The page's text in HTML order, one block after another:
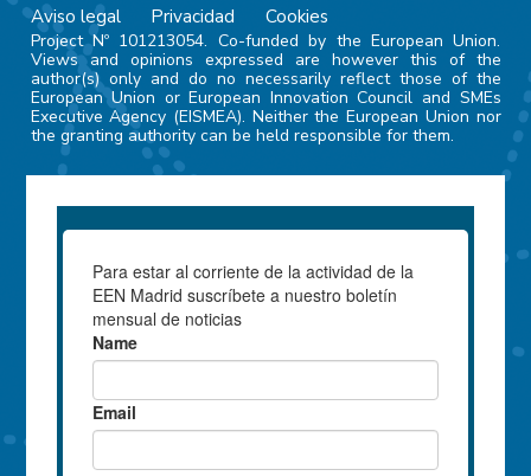
Aviso legal Privacidad Cookies
Project Nº 101213054. Co-funded by the European Union.
Views and opinions expressed are however this of the
author(s) only and do no necessarily reflect those of the
European Union or European Innovation Council and SMEs
Executive Agency (EISMEA). Neither the European Union nor
the granting authority can be held responsible for them.